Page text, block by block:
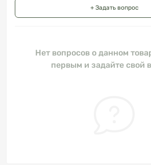
+ Задать вопрос
Нет вопросов о данном
первым и задайте свой